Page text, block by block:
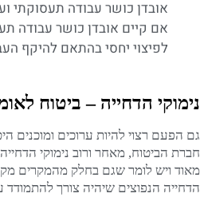
אובדן כושר עבודה תעסוקתי
אם קיים אובדן כושר עבודה
לפיצוי יחסי בהתאם להיקף
נימוקי הדחייה – ביטוח
גם הפעם רצוי להיות ערוכים ומוכנים
חברת הביטוח, מאחר ורוב נימוקי
מאוד ויש לומר שגם בחלק מהמקרים
הדחייה הנפוצים שיהיה צורך